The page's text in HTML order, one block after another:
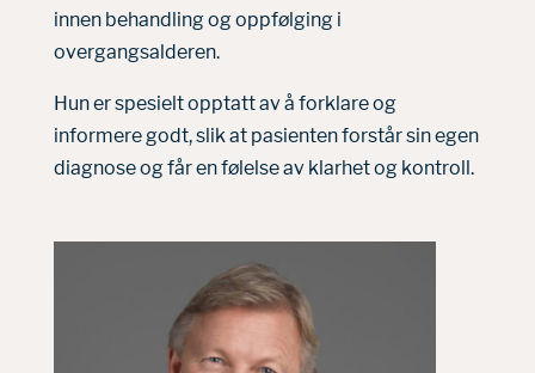
innen behandling og oppfølging i
overgangsalderen.
Hun er spesielt opptatt av å forklare og
informere godt, slik at pasienten forstår sin egen
diagnose og får en følelse av klarhet og kontroll.